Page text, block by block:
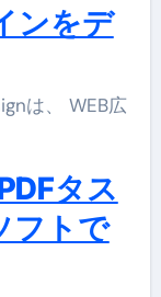
ンをデ
タス
フトで